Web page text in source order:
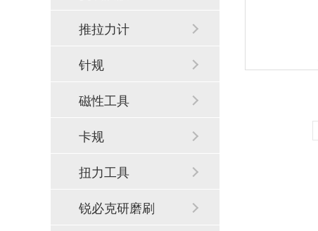
推拉力计
针规
磁性工具
卡规
扭力工具
锐必克研磨刷